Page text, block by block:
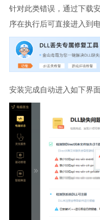
针对此类错误，通过下载
序在执行后可直接进入到
安装完成自动进入如下界面